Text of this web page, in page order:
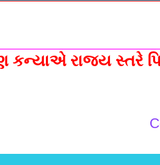
કન્યાએ રાજ્ય સ્તરે